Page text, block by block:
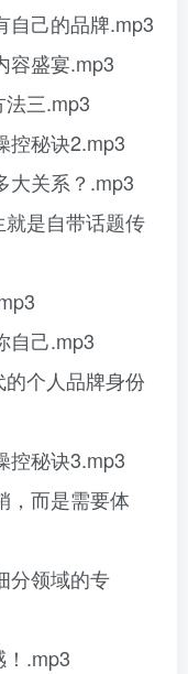
自己的品牌.mp3
容盛宴.mp3
三.mp3
控秘诀2.mp3
大关系？.mp3
是自带话题传
自己.mp3
个人品牌身份
控秘诀3.mp3
，而是需要体
分领域的专
.mp3